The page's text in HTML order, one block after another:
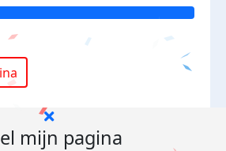
mijn pagina